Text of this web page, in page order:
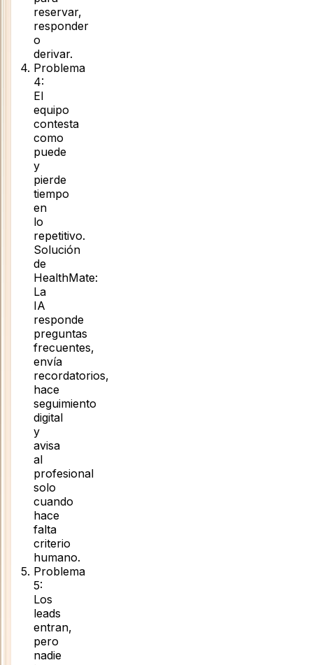
reservar,
responder
o
derivar.
Problema
4:
El
equipo
contesta
como
puede
y
pierde
tiempo
en
lo
repetitivo.
Solución
de
HealthMate:
La
IA
responde
preguntas
frecuentes,
envía
recordatorios,
hace
seguimiento
digital
y
avisa
al
profesional
solo
cuando
hace
falta
criterio
humano.
Problema
5:
Los
leads
entran,
pero
nadie